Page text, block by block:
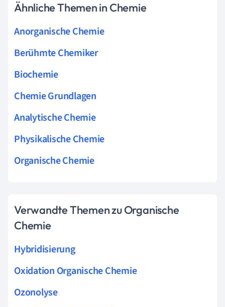
Ähnliche Themen in Chemie
Anorganische Chemie
Berühmte Chemiker
Biochemie
Chemie Grundlagen
Analytische Chemie
Physikalische Chemie
Organische Chemie
Verwandte Themen zu Organische
Chemie
Hybridisierung
Oxidation Organische Chemie
Ozonolyse